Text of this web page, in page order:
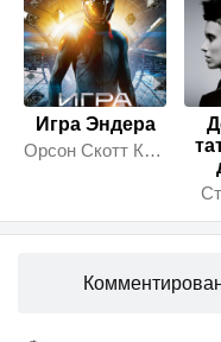
Игра Эндера
Орсон Скотт Кард